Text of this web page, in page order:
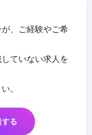
、ご経験やご希
ていない求人を
。
る